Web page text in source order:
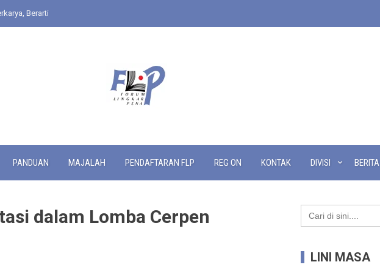
Berarti
PANDUAN MAJALAH PENDAFTARAN FLP REG ON KONTAK DIVISI BERITA
dalam Lomba Cerpen
Search
for:
LINI MASA